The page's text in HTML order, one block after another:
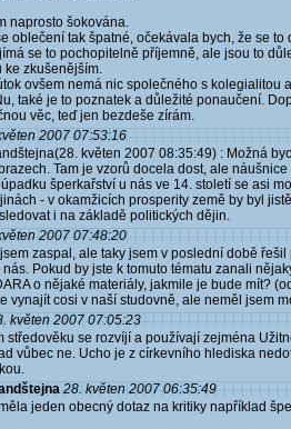
naprosto šokována.
oblečení tak špatné, očekávala bych, že se
se to pochopitelně příjemně, ale jsou to
ke zkušenějším.
ovšem nemá nic společného s kolegialitou
také je to poznatek a důležité ponaučení.
věc, teď jen bezdeše zírám.
2007 07:53:16
květen 2007 08:35:49) : Možná
Tam je vzorů docela dost, ale
šperkařství u nás ve 14. století se asi
- v okamžicích prosperity země by byl
i na základě politických dějin.
2007 07:48:20
zaspal, ale taky jsem v poslední době
Pokud by jste k tomuto tématu zanali
o nějaké materiály, jakmile je bude mít?
vynajít cosi v naší studovně, ale neměl jsem
květen 2007 07:05:23
středověku se rozvíjí a používají zejména
vůbec ne. Ucho je z církevního hlediska
28. květen 2007 06:35:49
jeden obecný dotaz na kritiky například